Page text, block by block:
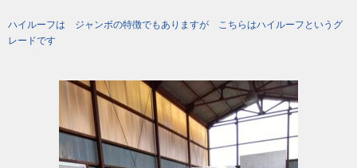
ハイルーフは ジャンボの特徴でもありますが こちらはハイルーフというグ
レードです